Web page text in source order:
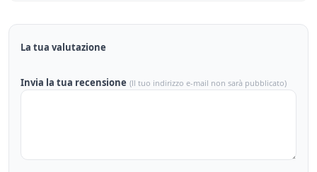
La tua valutazione
Invia la tua recensione (Il tuo indirizzo e-mail non sarà pubblicato)